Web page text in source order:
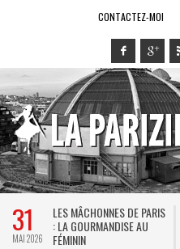
CONTACTEZ-MOI
31
MAI 2026
LES MÂCHONNES DE PARIS
: LA GOURMANDISE AU
FÉMININ